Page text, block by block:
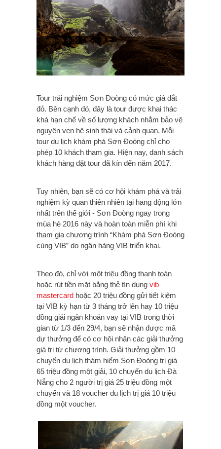
Tour trải nghiệm Sơn Đoòng có mức giá đắt
đỏ. Bên cạnh đó, đây là tour được khai thác
khá hạn chế về số lượng khách nhằm bảo vệ
nguyên vẹn hệ sinh thái và cảnh quan. Mỗi
tour du lịch khám phá Sơn Đoòng chỉ cho
phép 10 khách tham gia. Hiện nay, danh sách
khách hàng đặt tour đã kín đến năm 2017.
Tuy nhiên, bạn sẽ có cơ hội khám phá và trải
nghiệm kỳ quan thiên nhiên tại hang động lớn
nhất trên thế giới - Sơn Đoòng ngay trong
mùa hè 2016 này và hoàn toàn miễn phí khi
tham gia chương trình “Khám phá Sơn Đoòng
cùng VIB” do ngân hàng VIB triển khai.
Theo đó, chỉ với một triệu đồng thanh toán
hoặc rút tiền mặt bằng thẻ tín dụng vib
mastercard hoặc 20 triệu đồng gửi tiết kiệm
tại VIB kỳ hạn từ 3 tháng trở lên hay 10 triệu
đồng giải ngân khoản vay tại VIB trong thời
gian từ 1/3 đến 29/4, bạn sẽ nhận được mã
dự thưởng để có cơ hội nhận các giải thưởng
giá trị từ chương trình. Giải thưởng gồm 10
chuyến du lịch thám hiểm Sơn Đoòng trị giá
65 triệu đồng một giải, 10 chuyến du lịch Đà
Nẵng cho 2 người trị giá 25 triệu đồng một
chuyến và 18 voucher du lịch trị giá 10 triệu
đồng một voucher.